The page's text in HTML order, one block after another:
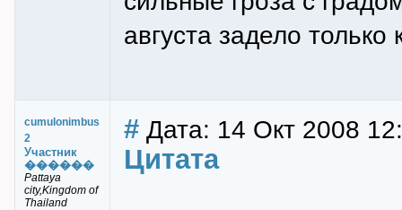
августа задело
cumulonimbus
2
Участник
������
Pattaya
city,Kingdom of
Thailand
# Дата: 14 Окт 2008
Цитата